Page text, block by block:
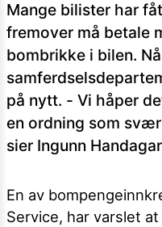
Mange bilister har
fremover må betale
bombrikke i bilen.
på nytt. - Vi håper
en ordning som
sier Ingunn
En av
Service, har varslet